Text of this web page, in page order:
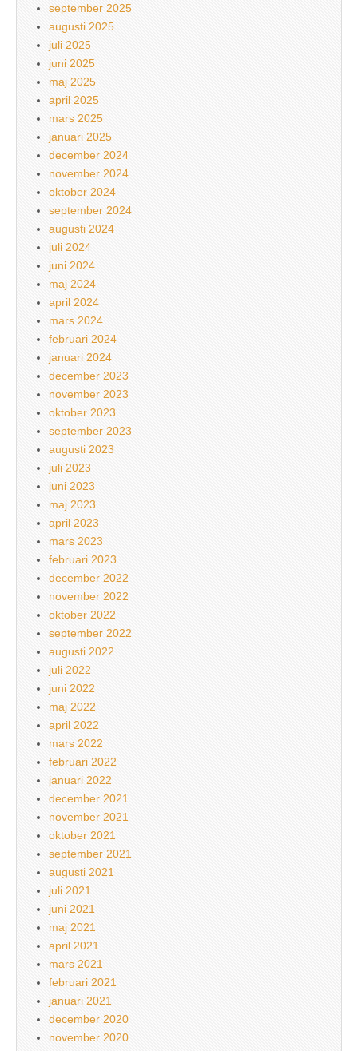
september 2025
augusti 2025
juli 2025
juni 2025
maj 2025
april 2025
mars 2025
januari 2025
december 2024
november 2024
oktober 2024
september 2024
augusti 2024
juli 2024
juni 2024
maj 2024
april 2024
mars 2024
februari 2024
januari 2024
december 2023
november 2023
oktober 2023
september 2023
augusti 2023
juli 2023
juni 2023
maj 2023
april 2023
mars 2023
februari 2023
december 2022
november 2022
oktober 2022
september 2022
augusti 2022
juli 2022
juni 2022
maj 2022
april 2022
mars 2022
februari 2022
januari 2022
december 2021
november 2021
oktober 2021
september 2021
augusti 2021
juli 2021
juni 2021
maj 2021
april 2021
mars 2021
februari 2021
januari 2021
december 2020
november 2020